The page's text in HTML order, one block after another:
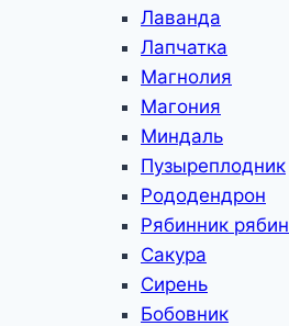
Лаванда
Лапчатка
Магнолия
Магония
Миндаль
Пузыреплодник
Рододендрон
Рябинник
Сакура
Сирень
Бобовник